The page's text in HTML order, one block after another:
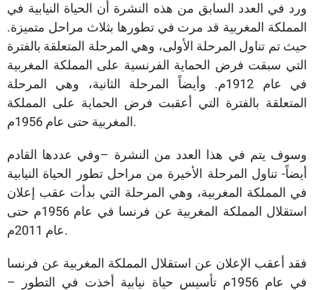
ورد في العدد السابق من هذه النشرة أن الحياة النيابية في
المملكة المغربية قد مرت في تطورها بثلاث مراحل متميزة.
حيث تم تناول المرحلة الأولى، وهي المرحلة المتعلقة بالفترة
التي سبقت فرض الحماية الفرنسية على المملكة المغربية
في عام 1912م. وأيضاً المرحلة الثانية، وهي المرحلة
المتعلقة بالفترة التي أعقبت فرض الحماية على المملكة
المغربية حتى عام 1956م.
وسوف يتم في هذا العدد من النشرة –وفي عددها القادم
أيضاً- تناول المرحلة الأخيرة من مراحل تطور الحياة النيابية
في المملكة المغربية، وهي المرحلة التي بدأت عقب إعلان
استقلال المملكة المغربية عن فرنسا في عام 1956م حتى
عام 2011م.
فقد أعقب الإعلان عن استقلال المملكة المغربية عن فرنسا
في عام 1956م تأسيس حياة نيابية أخذت في التطور –